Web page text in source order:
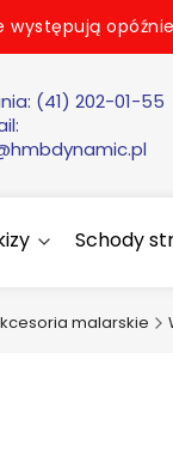
występują
(41) 202-01-55
Schody
malarskie